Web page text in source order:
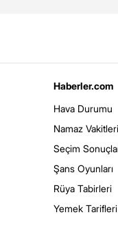
Haberler.com
Hava Durumu
Namaz Vakitleri
Seçim
Şans Oyunları
Rüya Tabirleri
Yemek Tarifleri